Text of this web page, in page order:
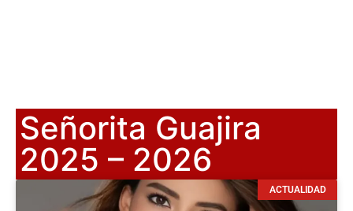
Señorita Guajira
2025 – 2026
ACTUALIDAD